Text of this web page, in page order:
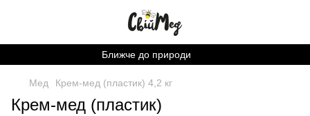
Ближче до природи
Мед Крем-мед (пластик) 4,2 кг
Крем-мед (пластик)